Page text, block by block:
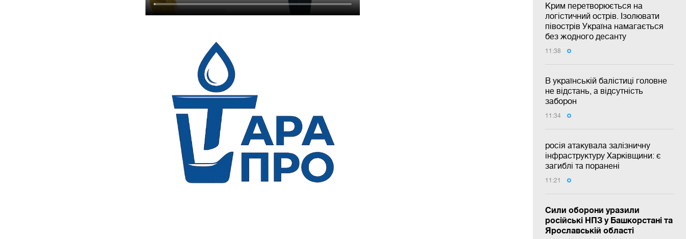
Крим перетворюється на
логістичний острів. Ізолювати
півострів Україна намагається
без жодного десанту
11:38
В українській балістиці головне
не відстань, а відсутність
заборон
11:34
росія атакувала залізничну
інфраструктуру Харківщини: є
загиблі та поранені
11:21
Сили оборони уразили
російські НПЗ у Башкорстані та
Ярославській області